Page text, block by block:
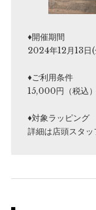
♦︎開催期間
2024年12月13日
♦ご利用条件
15,000円（税込
♦対象ラッピング
詳細は店頭スタ